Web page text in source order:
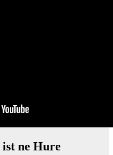
ne Hure